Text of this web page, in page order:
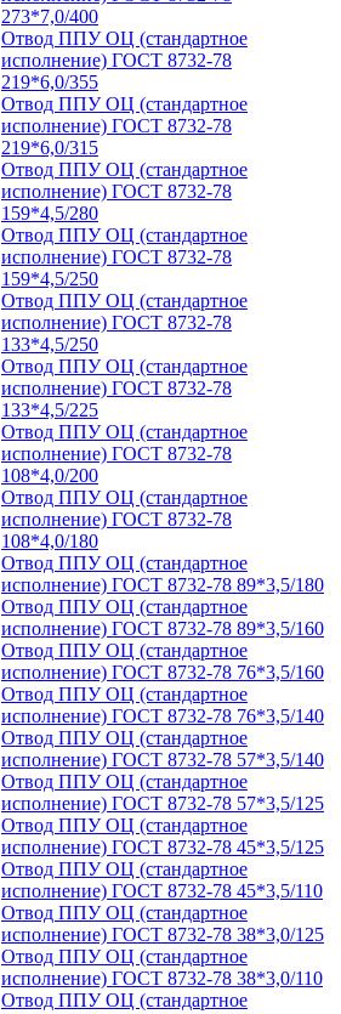
273*7,0/400
Отвод ППУ ОЦ (стандартное
исполнение) ГОСТ 8732-78
219*6,0/355
Отвод ППУ ОЦ (стандартное
исполнение) ГОСТ 8732-78
219*6,0/315
Отвод ППУ ОЦ (стандартное
исполнение) ГОСТ 8732-78
159*4,5/280
Отвод ППУ ОЦ (стандартное
исполнение) ГОСТ 8732-78
159*4,5/250
Отвод ППУ ОЦ (стандартное
исполнение) ГОСТ 8732-78
133*4,5/250
Отвод ППУ ОЦ (стандартное
исполнение) ГОСТ 8732-78
133*4,5/225
Отвод ППУ ОЦ (стандартное
исполнение) ГОСТ 8732-78
108*4,0/200
Отвод ППУ ОЦ (стандартное
исполнение) ГОСТ 8732-78
108*4,0/180
Отвод ППУ ОЦ (стандартное
исполнение) ГОСТ 8732-78 89*3,5/180
Отвод ППУ ОЦ (стандартное
исполнение) ГОСТ 8732-78 89*3,5/160
Отвод ППУ ОЦ (стандартное
исполнение) ГОСТ 8732-78 76*3,5/160
Отвод ППУ ОЦ (стандартное
исполнение) ГОСТ 8732-78 76*3,5/140
Отвод ППУ ОЦ (стандартное
исполнение) ГОСТ 8732-78 57*3,5/140
Отвод ППУ ОЦ (стандартное
исполнение) ГОСТ 8732-78 57*3,5/125
Отвод ППУ ОЦ (стандартное
исполнение) ГОСТ 8732-78 45*3,5/125
Отвод ППУ ОЦ (стандартное
исполнение) ГОСТ 8732-78 45*3,5/110
Отвод ППУ ОЦ (стандартное
исполнение) ГОСТ 8732-78 38*3,0/125
Отвод ППУ ОЦ (стандартное
исполнение) ГОСТ 8732-78 38*3,0/110
Отвод ППУ ОЦ (стандартное